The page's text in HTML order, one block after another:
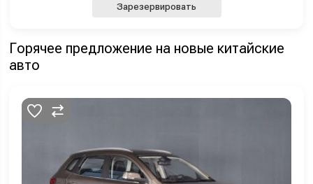
Зарезервировать
Горячее предложение на новые китайские
авто